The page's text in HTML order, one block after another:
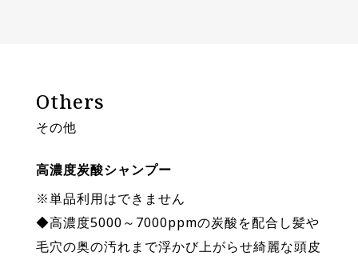
Others
その他
高濃度炭酸シャンプー
※単品利用はできません
◆高濃度5000～7000ppmの炭酸を配合し髪や
毛穴の奥の汚れまで浮かび上がらせ綺麗な頭皮